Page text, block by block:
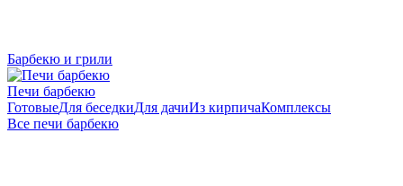
Барбекю и грили
Печи барбекю
ГотовыеДля беседкиДля дачиИз кирпичаКомплексы
Все печи барбекю